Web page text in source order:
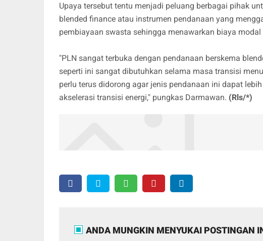
Upaya tersebut tentu menjadi peluang berbagai pihak
blended finance atau instrumen pendanaan yang
pembiayaan swasta sehingga menawarkan biaya modal
"PLN sangat terbuka dengan pendanaan berskema
seperti ini sangat dibutuhkan selama masa transisi
perlu terus didorong agar jenis pendanaan ini dapat
akselerasi transisi energi," pungkas Darmawan. (Rls/*)
ANDA MUNGKIN MENYUKAI POSTINGAN